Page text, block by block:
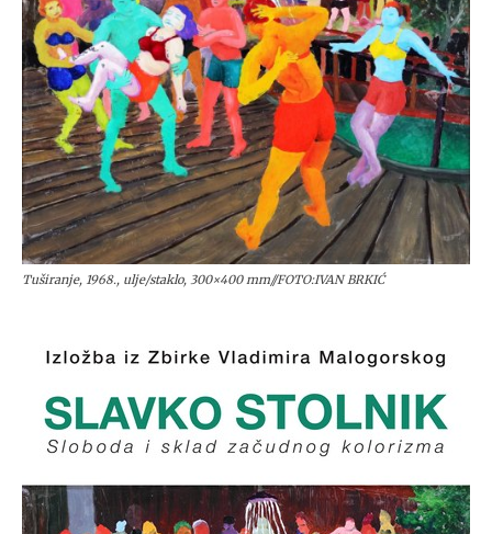
Tuširanje, 1968., ulje/staklo, 300×400 mm//FOTO:IVAN BRKIĆ